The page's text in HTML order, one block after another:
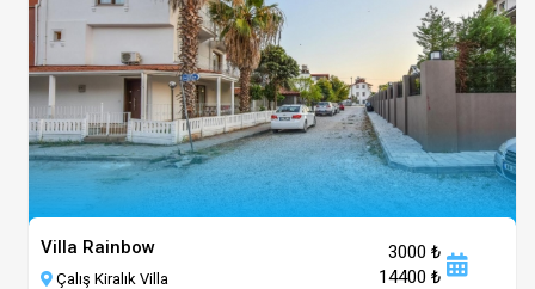
Villa Rainbow
Çalış Kiralık Villa
3000 ₺
14400 ₺